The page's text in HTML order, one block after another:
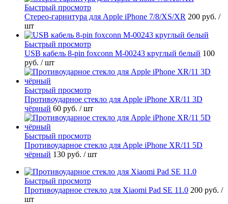
Быстрый просмотр
Стерео-гарнитура для Apple iPhone 7/8/XS/XR 200 руб. /
шт
Быстрый просмотр
USB кабель 8-pin foxconn M-00243 круглый белый 100
руб. / шт
Быстрый просмотр
Противоударное стекло для Apple iPhone XR/11 3D
чёрный 60 руб. / шт
Быстрый просмотр
Противоударное стекло для Apple iPhone XR/11 5D
чёрный 130 руб. / шт
Быстрый просмотр
Противоударное стекло для Xiaomi Pad SE 11.0 200 руб. /
шт